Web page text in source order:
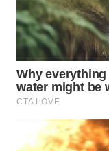
MALUT
WN
WN
DANAU
TOBA